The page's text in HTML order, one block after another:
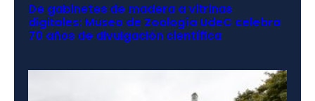
De gabinetes de madera a vitrinas
digitales: Museo de Zoología UdeC celebra
70 años de divulgación científica